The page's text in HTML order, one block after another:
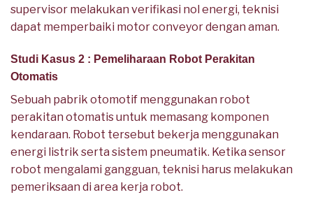
supervisor melakukan verifikasi nol energi, teknisi
dapat memperbaiki motor conveyor dengan aman.
Studi Kasus 2 : Pemeliharaan Robot Perakitan
Otomatis
Sebuah pabrik otomotif menggunakan robot
perakitan otomatis untuk memasang komponen
kendaraan. Robot tersebut bekerja menggunakan
energi listrik serta sistem pneumatik. Ketika sensor
robot mengalami gangguan, teknisi harus melakukan
pemeriksaan di area kerja robot.